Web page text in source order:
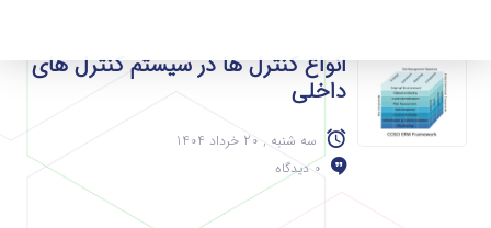
انواع کنترل ها در سیستم کنترل های
داخلی
سه شنبه , 20 خرداد 1404
0 دیدگاه